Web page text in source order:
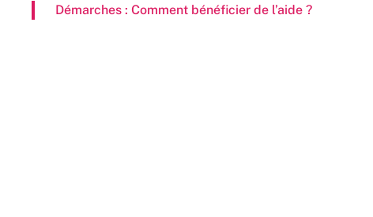
Direction des Sports
Démarches : Comment bénéficier de l’aide ?